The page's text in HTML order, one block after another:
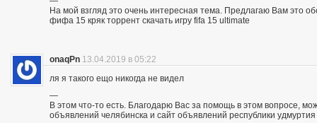
На мой взгляд это очень интересная тема. Предлагаю Вам это
фифа 15 кряк торрент скачать игру fifa 15 ultimate
onaqPn 13.04.2019 в 05:22
ля я такого ещо никогда не видел
—
В этом что-то есть. Благодарю Вас за помощь в этом вопросе,
объявлений челябинска и сайт объявлений республики